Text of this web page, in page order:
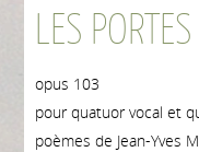
LES
opus 103
pour quatuor vocal et
poèmes de Jean-Yves